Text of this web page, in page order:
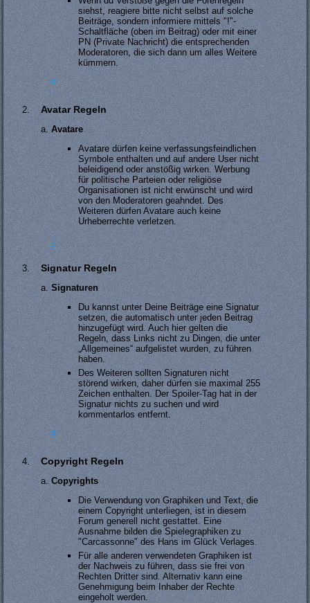
siehst, reagiere bitte nicht selbst auf solche
Beiträge, sondern informiere mittels "!"-
Schaltfläche (oben im Beitrag) oder mit einer
PN (Private Nachricht) die entsprechenden
Moderatoren, die sich dann um alles Weitere
kümmern.
#
Avatar Regeln
Avatare
Avatare dürfen keine verfassungsfeindlichen
Symbole enthalten und auf andere User nicht
beleidigend oder anstößig wirken. Werbung
für politische Parteien oder religiöse
Organisationen ist nicht erwünscht und wird
von den Moderatoren geahndet. Des
Weiteren dürfen Avatare auch keine
Urheberrechte verletzen.
#
Signatur Regeln
Signaturen
Du kannst unter Deine Beiträge eine Signatur
setzen, die automatisch unter jeden Beitrag
hinzugefügt wird. Auch hier gelten die
Regeln, dass Links nicht zu Dingen, die unter
„Allgemeines“ aufgelistet wurden, zu führen
haben.
Des Weiteren sollten Signaturen nicht
störend wirken, daher dürfen sie maximal 255
Zeichen enthalten. Der Spoiler-Tag hat in der
Signatur nichts zu suchen und wird
kommentarlos entfernt.
#
Copyright Regeln
Copyrights
Die Verwendung von Graphiken und Text, die
einem Copyright unterliegen, ist in diesem
Forum generell nicht gestattet. Eine
Ausnahme bilden die Spielegraphiken zu
"Carcassonne" des Hans im Glück Verlages.
Für alle anderen verwendeten Graphiken ist
der Nachweis zu führen, dass sie frei von
Rechten Dritter sind. Alternativ kann eine
Genehmigung beim Inhaber der Rechte
eingeholt werden.